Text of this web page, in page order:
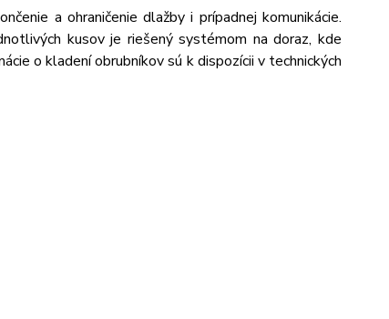
a ohraničenie dlažby i prípadnej komunikácie.
kusov je riešený systémom na doraz, kde
o kladení obrubníkov sú k dispozícii v technických